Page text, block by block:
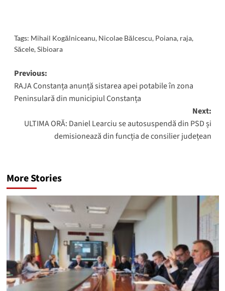
Tags: Mihail Kogălniceanu, Nicolae Bălcescu, Poiana, raja,
Săcele,Sibioara
Post
navigation
Previous:
RAJA Constanța anunță sistarea apei potabile în zona
Peninsulară din municipiul Constanța
Next:
ULTIMA ORĂ: Daniel Learciu se autosuspendă din PSD și
demisionează din funcția de consilier județean
More Stories